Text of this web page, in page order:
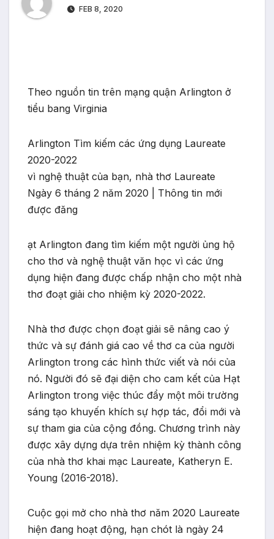
FEB 8, 2020
Theo nguồn tin trên mạng quận Arlington ở
tiểu bang Virginia
Arlington Tìm kiếm các ứng dụng Laureate
2020-2022
vì nghệ thuật của bạn, nhà thơ Laureate
Ngày 6 tháng 2 năm 2020 | Thông tin mới
được đăng
ạt Arlington đang tìm kiếm một người ủng hộ
cho thơ và nghệ thuật văn học vì các ứng
dụng hiện đang được chấp nhận cho một nhà
thơ đoạt giải cho nhiệm kỳ 2020-2022.
Nhà thơ được chọn đoạt giải sẽ nâng cao ý
thức và sự đánh giá cao về thơ ca của người
Arlington trong các hình thức viết và nói của
nó. Người đó sẽ đại diện cho cam kết của Hạt
Arlington trong việc thúc đẩy một môi trường
sáng tạo khuyến khích sự hợp tác, đổi mới và
sự tham gia của cộng đồng. Chương trình này
được xây dựng dựa trên nhiệm kỳ thành công
của nhà thơ khai mạc Laureate, Katheryn E.
Young (2016-2018).
Cuộc gọi mở cho nhà thơ năm 2020 Laureate
hiện đang hoạt động, hạn chót là ngày 24